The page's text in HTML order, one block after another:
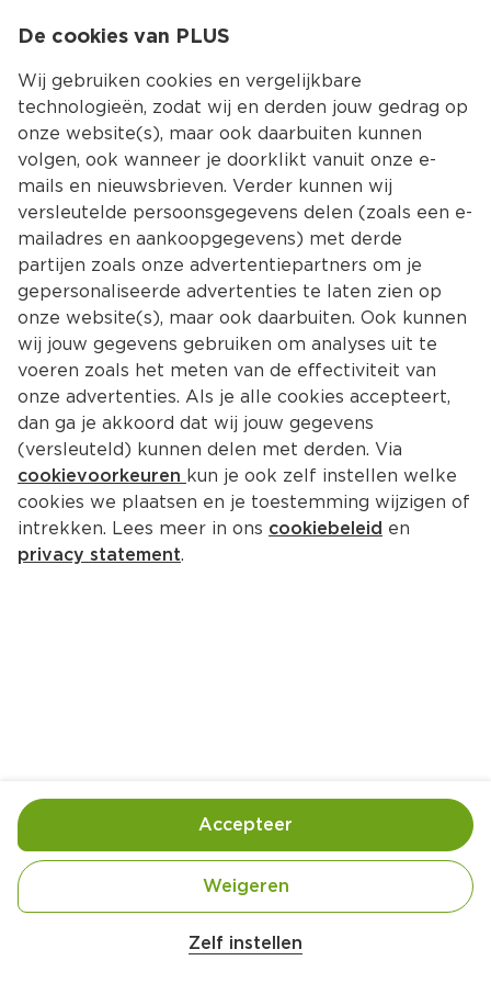
Kies jouw
Terug Producten
Go Vega Plantaardige balletjes
Tray 200 g  (kilo €7.95
Geldig van woensdag 5 augustus tot en met
De cookies van PLUS
Wij gebruiken cookies en vergelijkbare
technologieën, zodat wij en derden jouw gedrag op
onze website(s), maar ook daarbuiten kunnen
volgen, ook wanneer je doorklikt vanuit onze e-
mails en nieuwsbrieven. Verder kunnen wij
versleutelde persoonsgegevens delen (zoals een e-
mailadres en aankoopgegevens) met derde
partijen zoals onze advertentiepartners om je
gepersonaliseerde advertenties te laten zien op
onze website(s), maar ook daarbuiten. Ook kunnen
wij jouw gegevens gebruiken om analyses uit te
voeren zoals het meten van de effectiviteit van
onze advertenties. Als je alle cookies accepteert,
dan ga je akkoord dat wij jouw gegevens
(versleuteld) kunnen delen met derden. Via
cookievoorkeuren kun je ook zelf instellen welke
cookies we plaatsen en je toestemming wijzigen of
intrekken. Lees meer in ons cookiebeleid en
privacy statement.
Zelf instellen
Weigeren
Accepteer